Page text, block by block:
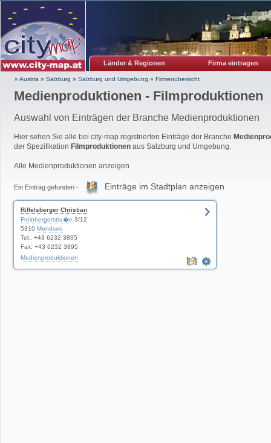
Länder & Regionen Firma eintragen
» Austria » Salzburg » Salzburg und Umgebung » Firmenübersicht
Medienproduktionen - Filmproduktionen
Auswahl von Einträgen der Branche Medienproduktionen
Hier sehen Sie alle bei city-map registrierten Einträge der Branche
der Spezifikation Filmproduktionen aus Salzburg und Umgebung.
Alle Medienproduktionen anzeigen
Ein Eintrag gefunden - Einträge im Stadtplan anzeigen
Riffelsberger Christian
Freinbergerstra�e 3/12
5310 Mondsee
Tel.: +43 6232 3895
Fax: +43 6232 3895
Medienproduktionen